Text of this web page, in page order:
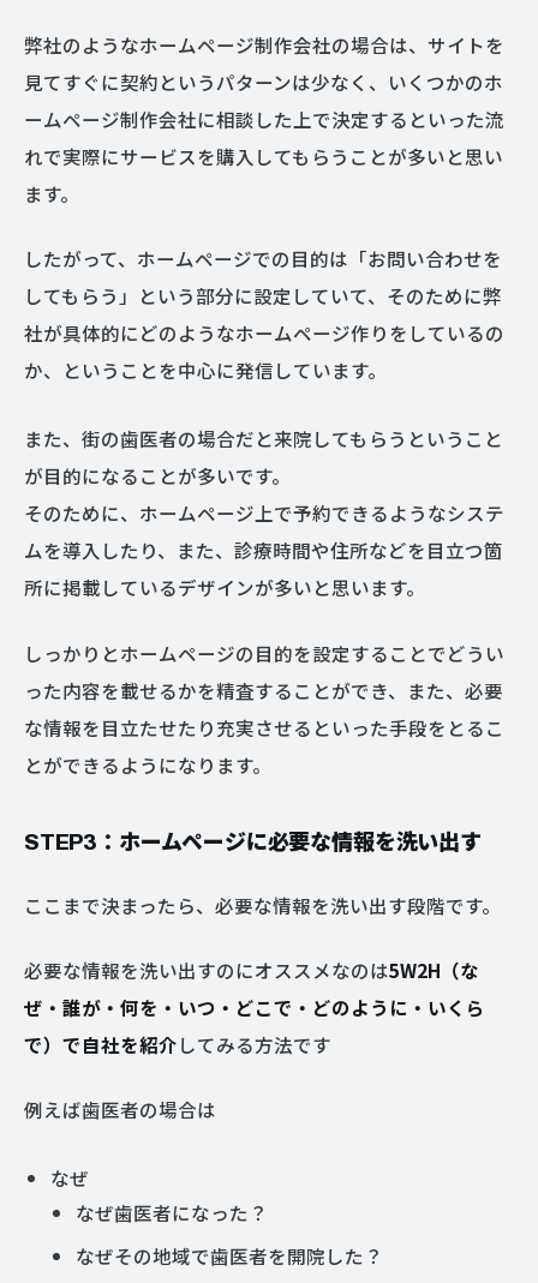
弊社のようなホームページ制作会社の場合は、サイトを
見てすぐに契約というパターンは少なく、いくつかのホ
ームページ制作会社に相談した上で決定するといった流
れで実際にサービスを購入してもらうことが多いと思い
ます。
したがって、ホームページでの目的は「お問い合わせを
してもらう」という部分に設定していて、そのために弊
社が具体的にどのようなホームページ作りをしているの
か、ということを中心に発信しています。
また、街の歯医者の場合だと来院してもらうということ
が目的になることが多いです。
そのために、ホームページ上で予約できるようなシステ
ムを導入したり、また、診療時間や住所などを目立つ箇
所に掲載しているデザインが多いと思います。
しっかりとホームページの目的を設定することでどうい
った内容を載せるかを精査することができ、また、必要
な情報を目立たせたり充実させるといった手段をとるこ
とができるようになります。
STEP3：ホームページに必要な情報を洗い出す
ここまで決まったら、必要な情報を洗い出す段階です。
必要な情報を洗い出すのにオススメなのは5W2H（な
ぜ・誰が・何を・いつ・どこで・どのように・いくら
で）で自社を紹介してみる方法です
例えば歯医者の場合は
なぜ
なぜ歯医者になった？
なぜその地域で歯医者を開院した？